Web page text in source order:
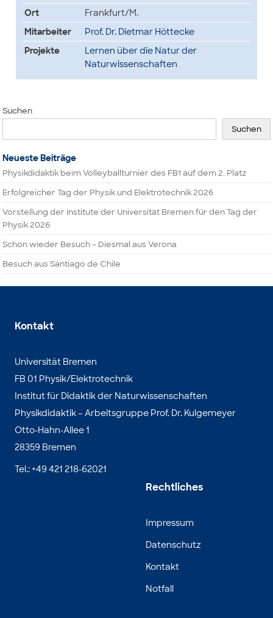
Ort
Frankfurt/M.
Mitarbeiter
Prof. Dr. Dietmar Höttecke
Projekte
Lernen über die Natur der
Naturwissenschaften
Suchen
Suchen
Neueste Beiträge
Physikdidaktik beim Volleyballturnier des FB1 auf dem 2. Platz
Erfolgreicher Tag der Physik und Elektrotechnik 2026
Vorstellung der Institute der Universität Bremen für den Tag der
Physik 2026
Schon wieder Besuch – Diesmal aus Verona
Besuch aus Santiago de Chile
Kontakt
Universität Bremen
FB 01 Physik/Elektrotechnik
Institut für Didaktik der Naturwissenschaften
Physikdidaktik – Arbeitsgruppe Prof. Dr. Kulgemeyer
Otto-Hahn-Allee 1
28359 Bremen
Tel.: +49 421 218-62021
Rechtliches
Impressum
Datenschutz
Kontakt
Notfall